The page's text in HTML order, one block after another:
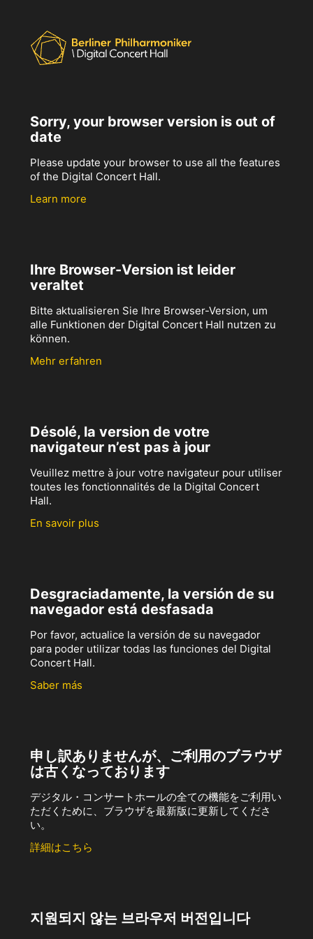
Sorry, your browser version is out of
date
Please update your browser to use all the features
of the Digital Concert Hall.
Learn more
Ihre Browser-Version ist leider
veraltet
Bitte aktualisieren Sie Ihre Browser-Version, um
alle Funktionen der Digital Concert Hall nutzen zu
können.
Mehr erfahren
Désolé, la version de votre
navigateur n’est pas à jour
Veuillez mettre à jour votre navigateur pour utiliser
toutes les fonctionnalités de la Digital Concert
Hall.
En savoir plus
Desgraciadamente, la versión de su
navegador está desfasada
Por favor, actualice la versión de su navegador
para poder utilizar todas las funciones del Digital
Concert Hall.
Saber más
申し訳ありませんが、ご利用のブラウザ
は古くなっております
デジタル・コンサートホールの全ての機能をご利用い
ただくために、ブラウザを最新版に更新してくださ
い。
詳細はこちら
지원되지 않는 브라우저 버전입니다